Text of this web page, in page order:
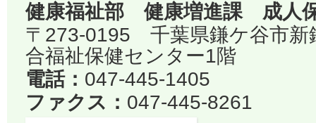
健康福祉部 健康増進課 成人
〒273-0195 千葉県鎌ケ谷市
合福祉保健センター1階
電話： 047-445-1405
ファクス： 047-445-8261